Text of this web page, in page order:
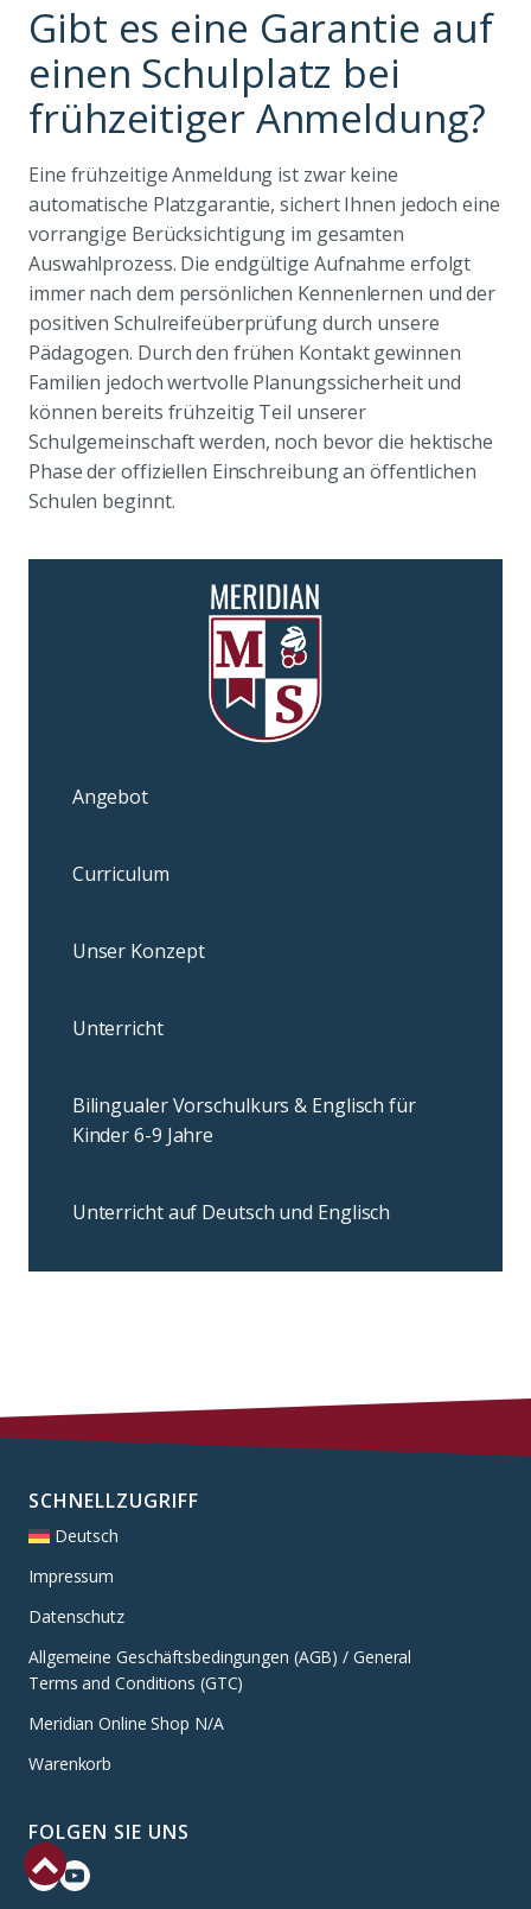
Gibt es eine Garantie auf
einen Schulplatz bei
frühzeitiger Anmeldung?
Eine frühzeitige Anmeldung ist zwar keine
automatische Platzgarantie, sichert Ihnen jedoch eine
vorrangige Berücksichtigung im gesamten
Auswahlprozess. Die endgültige Aufnahme erfolgt
immer nach dem persönlichen Kennenlernen und der
positiven Schulreifeüberprüfung durch unsere
Pädagogen. Durch den frühen Kontakt gewinnen
Familien jedoch wertvolle Planungssicherheit und
können bereits frühzeitig Teil unserer
Schulgemeinschaft werden, noch bevor die hektische
Phase der offiziellen Einschreibung an öffentlichen
Schulen beginnt.
Angebot
Curriculum
Unser Konzept
Unterricht
Bilingualer Vorschulkurs & Englisch für
Kinder 6-9 Jahre
Unterricht auf Deutsch und Englisch
SCHNELLZUGRIFF
Deutsch
Impressum
Datenschutz
Allgemeine Geschäftsbedingungen (AGB) / General
Terms and Conditions (GTC)
Meridian Online Shop N/A
Warenkorb
FOLGEN SIE UNS